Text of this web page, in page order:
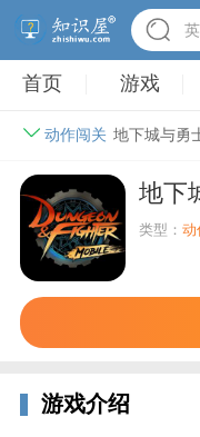
首页 游戏
动作闯关 地下城与勇
类型：动
游戏介绍